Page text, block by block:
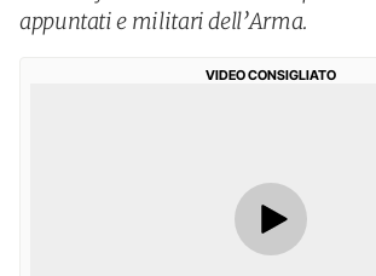
appuntati e militari dell’Arma.
VIDEO CONSIGLIATO